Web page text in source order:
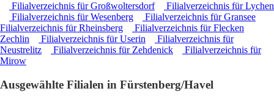
Filialverzeichnis für Großwoltersdorf
Filialverzeichnis für Lychen
Filialverzeichnis für Wesenberg
Filialverzeichnis für Gransee
Filialverzeichnis für Rheinsberg
Filialverzeichnis für Flecken
Zechlin
Filialverzeichnis für Userin
Filialverzeichnis für
Neustrelitz
Filialverzeichnis für Zehdenick
Filialverzeichnis für
Mirow
Ausgewählte Filialen in Fürstenberg/Havel